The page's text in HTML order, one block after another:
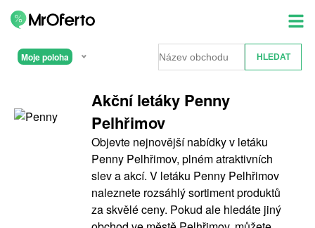
Moje poloha
Akční letáky Penny
Pelhřimov
Objevte nejnovější nabídky v letáku
Penny Pelhřimov, plném atraktivních
slev a akcí. V letáku Penny Pelhřimov
naleznete rozsáhlý sortiment produktů
za skvělé ceny. Pokud ale hledáte jiný